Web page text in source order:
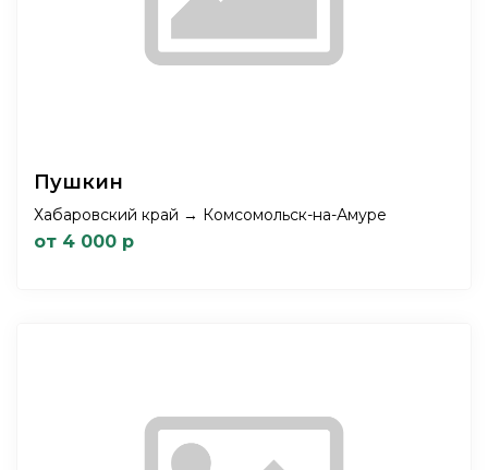
Пушкин
Хабаровский край → Комсомольск-на-Амуре
от 4 000 р